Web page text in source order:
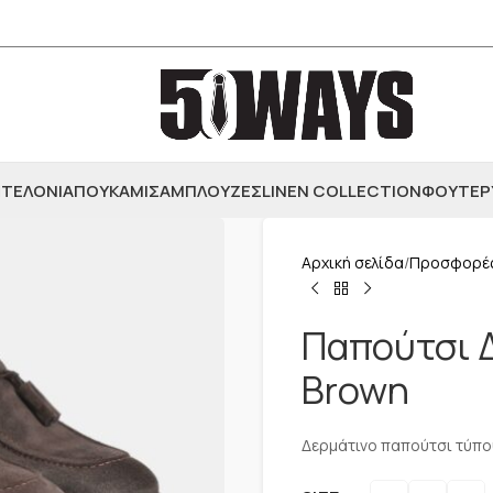
ΠΟΥΚΑΜΙΣΑΜΠΛΟΥΖΕΣLINEN COLLECTIONΦΟΥΤΕΡ
Αρχική σελίδα
Παπούτσι
Brown
Δερμάτινο παπούτσι